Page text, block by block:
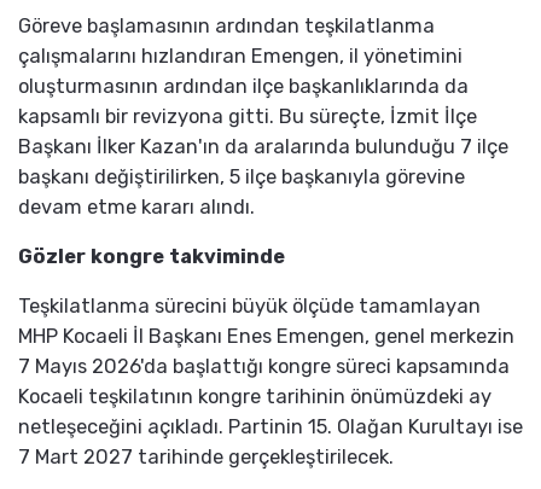
Göreve başlamasının ardından teşkilatlanma
çalışmalarını hızlandıran Emengen, il yönetimini
oluşturmasının ardından ilçe başkanlıklarında da
kapsamlı bir revizyona gitti. Bu süreçte, İzmit İlçe
Başkanı İlker Kazan'ın da aralarında bulunduğu 7 ilçe
başkanı değiştirilirken, 5 ilçe başkanıyla görevine
devam etme kararı alındı.
Gözler kongre takviminde
Teşkilatlanma sürecini büyük ölçüde tamamlayan
MHP Kocaeli İl Başkanı Enes Emengen, genel merkezin
7 Mayıs 2026'da başlattığı kongre süreci kapsamında
Kocaeli teşkilatının kongre tarihinin önümüzdeki ay
netleşeceğini açıkladı. Partinin 15. Olağan Kurultayı ise
7 Mart 2027 tarihinde gerçekleştirilecek.